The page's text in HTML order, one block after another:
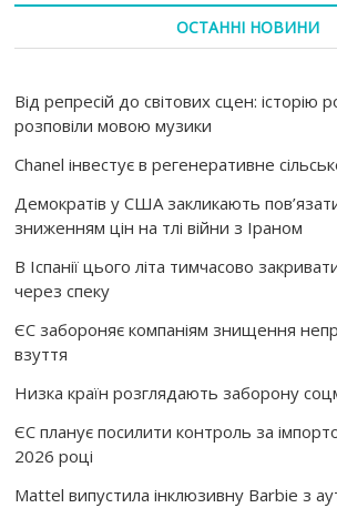
ОСТАННІ НОВИНИ
Від репресій до світових сцен:
розповіли мовою музики
Chanel інвестує в регенеративне
Демократів у США закликають
зниженням цін на тлі війни з Іраном
В Іспанії цього літа тимчасово
через спеку
ЄС забороняє компаніям знищення
взуття
Низка країн розглядають заборону
ЄС планує посилити контроль за
2026 році
Mattel випустила інклюзивну Barbie з